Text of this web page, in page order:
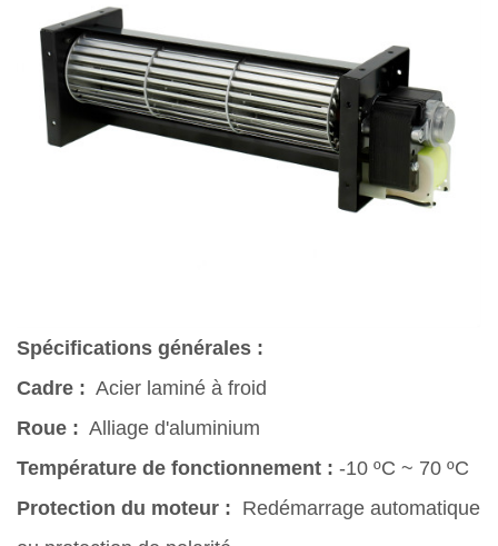
Spécifications générales :
Cadre : Acier laminé à froid
Roue : Alliage d'aluminium
Température de fonctionnement : -10 ºC ~ 70 ºC
Protection du moteur : Redémarrage automatique